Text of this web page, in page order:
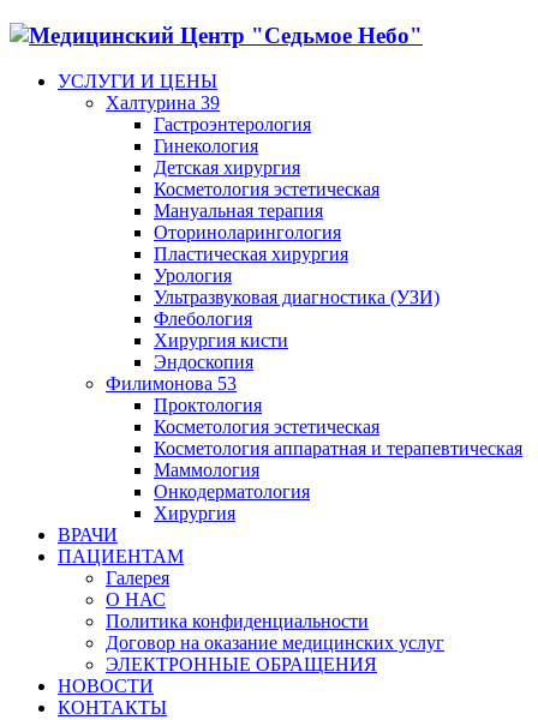
УСЛУГИ И ЦЕНЫ
Халтурина 39
Гастроэнтерология
Гинекология
Детская хирургия
Косметология эстетическая
Мануальная терапия
Оториноларингология
Пластическая хирургия
Урология
Ультразвуковая диагностика (УЗИ)
Флебология
Хирургия кисти
Эндоскопия
Филимонова 53
Проктология
Косметология эстетическая
Косметология аппаратная и терапевтическая
Маммология
Онкодерматология
Хирургия
ВРАЧИ
ПАЦИЕНТАМ
Галерея
О НАС
Политика конфиденциальности
Договор на оказание медицинских услуг
ЭЛЕКТРОННЫЕ ОБРАЩЕНИЯ
НОВОСТИ
КОНТАКТЫ